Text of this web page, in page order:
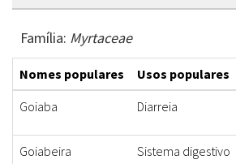
Família: Myrtaceae
Nomes populares Usos populares
Goiaba
Diarreia
Goiabeira Sistema digestivo